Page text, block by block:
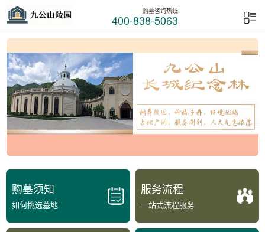
购墓咨询热线
400-838-5063
购墓须知
如何挑选墓地
服务流程
一站式流程服务